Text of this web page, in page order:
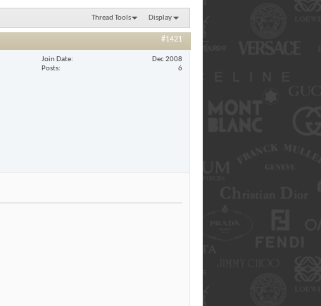
Thread Tools Display
#1421
Join Date
Dec 2008
Posts
6